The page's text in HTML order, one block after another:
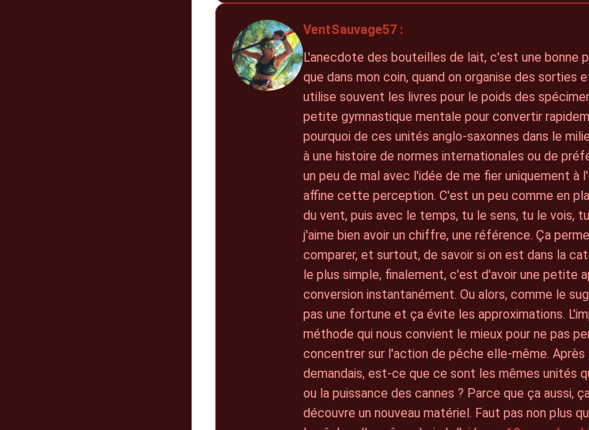
VentSauvage57 :
L'anecdote des bouteilles de lait, c'est une bonne
que dans mon coin, quand on organise des
utilise souvent les livres pour le poids des
petite gymnastique mentale pour convertir
pourquoi de ces unités anglo-saxonnes dans le
à une histoire de normes internationales ou de
un peu de mal avec l'idée de me fier uniquement
affine cette perception. C'est un peu comme en
du vent, puis avec le temps, tu le sens, tu le vois,
j'aime bien avoir un chiffre, une référence. Ça
comparer, et surtout, de savoir si on est dans la
le plus simple, finalement, c'est d'avoir une petite
conversion instantanément. Ou alors, comme le
pas une fortune et ça évite les approximations.
méthode qui nous convient le mieux pour ne pas
concentrer sur l'action de pêche elle-même.
demandais, est-ce que ce sont les mêmes unités
ou la puissance des cannes ? Parce que ça aussi,
découvre un nouveau matériel. Faut pas non plus